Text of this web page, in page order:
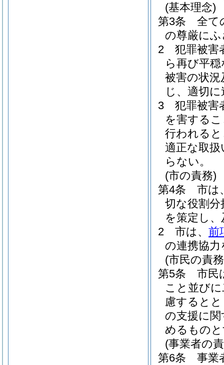
(基本理念)
第3条
全て
の尊厳に
2
犯罪被害
ら再び平
被害の状
じ、適切
3
犯罪被害
を害する
行われる
適正な取
らない。
(市の責務)
第4条
市は
切な役割
を策定し
2
市は、 前
の連携協
(市民の責
第5条
市民
こと並び
慮すると
の支援に
めるもの
(事業者の
第6条
事業